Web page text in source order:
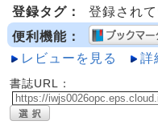
登録タグ：
登録され
便利機能：
レビューを見る
詳
書誌URL：